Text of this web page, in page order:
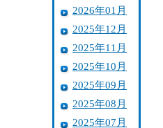
2026年01月
2025年12月
2025年11月
2025年10月
2025年09月
2025年08月
2025年07月